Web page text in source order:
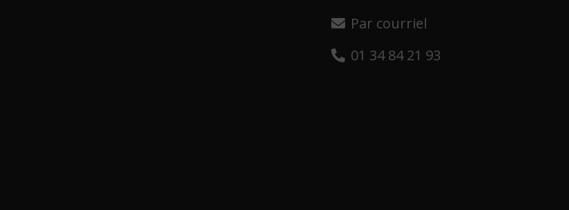
Par courriel
01 34 84 21 93